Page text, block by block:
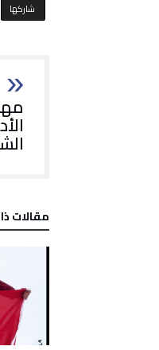
‫‫ شاركها‬
‫مقالات